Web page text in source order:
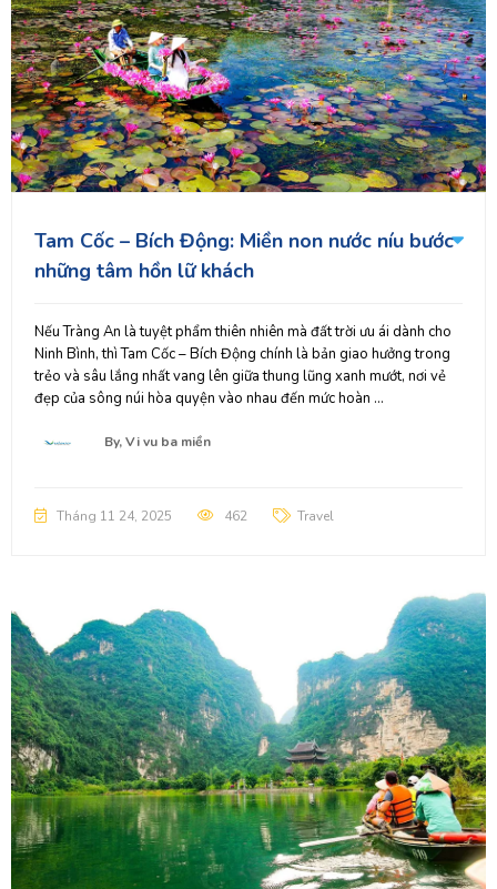
Tam Cốc – Bích Động: Miền non nước níu bước
những tâm hồn lữ khách
Nếu Tràng An là tuyệt phẩm thiên nhiên mà đất trời ưu ái dành cho
Ninh Bình, thì Tam Cốc – Bích Động chính là bản giao hưởng trong
trẻo và sâu lắng nhất vang lên giữa thung lũng xanh mướt, nơi vẻ
đẹp của sông núi hòa quyện vào nhau đến mức hoàn ...
By,Vi vu ba miền
Tháng 11 24, 2025 462 Travel